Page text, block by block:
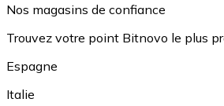
Nos magasins de confiance
Trouvez votre point Bitnovo le plus
Espagne
Italie